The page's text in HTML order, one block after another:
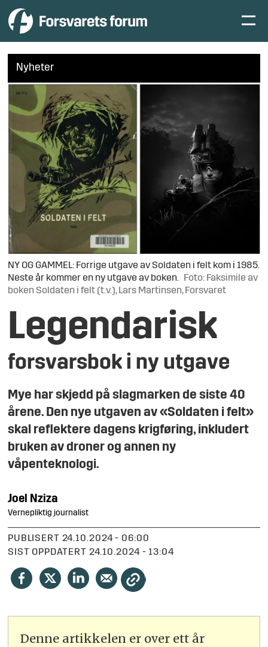
Nyheter
NY OG GAMMEL: Forrige utgave av Soldaten i felt kom i 1985.
Neste år kommer en ny utgave av boken.
Foto: Faksimile av
boken Soldaten i felt (t.v.), Lars Martinsen, Forsvaret
Legendarisk
forsvarsbok i ny utgave
Mye har skjedd på slagmarken de siste 40
årene. Den nye utgaven av «Soldaten i felt»
skal reflektere dagens krigføring, inkludert
bruken av droner og annen ny
våpenteknologi.
Joel Nziza
Vernepliktig journalist
PUBLISERT
24.10.2024 - 06:00
SIST OPPDATERT
24.10.2024 - 13:04
Denne artikkelen er over ett år